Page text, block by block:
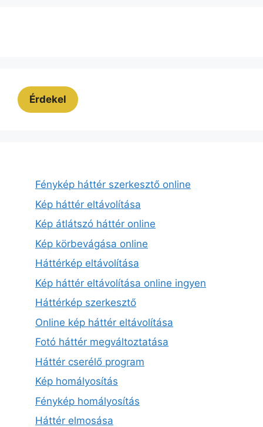
Érdekel
Fénykép háttér szerkesztő online
Kép háttér eltávolítása
Kép átlátszó háttér online
Kép körbevágása online
Háttérkép eltávolítása
Kép háttér eltávolítása online ingyen
Háttérkép szerkesztő
Online kép háttér eltávolítása
Fotó háttér megváltoztatása
Háttér cserélő program
Kép homályosítás
Fénykép homályosítás
Háttér elmosása